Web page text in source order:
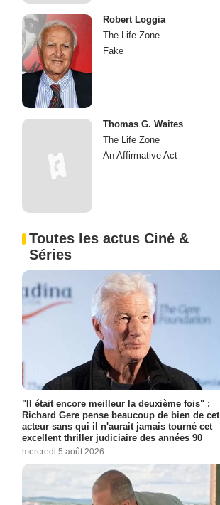
Robert Loggia
The Life Zone
Fake
Thomas G. Waites
The Life Zone
An Affirmative Act
Toutes les actus Ciné &
Séries
"Il était encore meilleur la deuxième fois" :
Richard Gere pense beaucoup de bien de cet
acteur sans qui il n'aurait jamais tourné cet
excellent thriller judiciaire des années 90
mercredi 5 août 2026